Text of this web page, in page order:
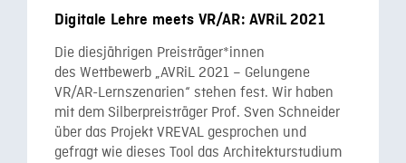
Digitale Lehre meets VR/AR: AVRiL 2021
Die diesjährigen Preisträger*innen
des Wettbewerb „AVRiL 2021 – Gelungene
VR/AR-Lernszenarien“ stehen fest. Wir haben
mit dem Silberpreisträger Prof. Sven Schneider
über das Projekt VREVAL gesprochen und
gefragt wie dieses Tool das Architekturstudium